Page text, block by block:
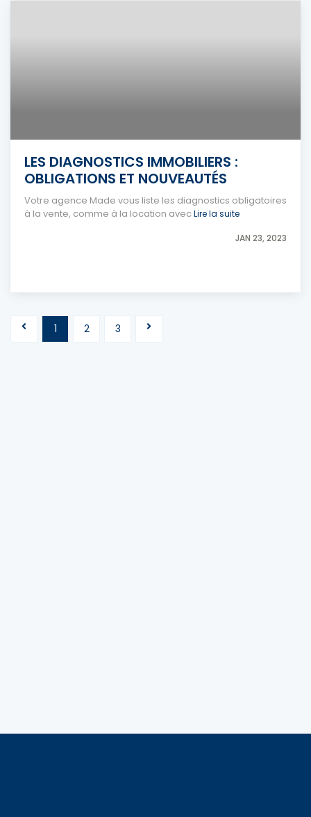
LES DIAGNOSTICS IMMOBILIERS :
OBLIGATIONS ET NOUVEAUTÉS
Votre agence Made vous liste les diagnostics obligatoires
à la vente, comme à la location avec Lire la suite
JAN 23, 2023
1 2 3